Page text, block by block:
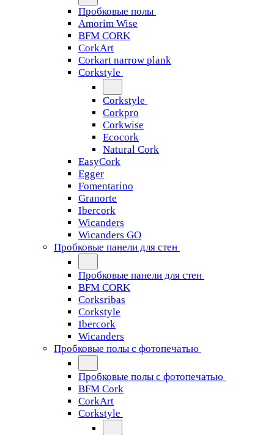
Пробковые полы
Amorim Wise
BFM CORK
CorkArt
Corkart narrow plank
Corkstyle
Corkstyle
Corkpro
Corkwise
Ecocork
Natural Cork
EasyCork
Egger
Fomentarino
Granorte
Ibercork
Wicanders
Wicanders GO
Пробковые панели для стен
Пробковые панели для стен
BFM CORK
Corksribas
Corkstyle
Ibercork
Wicanders
Пробковые полы с фотопечатью
Пробковые полы с фотопечатью
BFM Cork
CorkArt
Corkstyle